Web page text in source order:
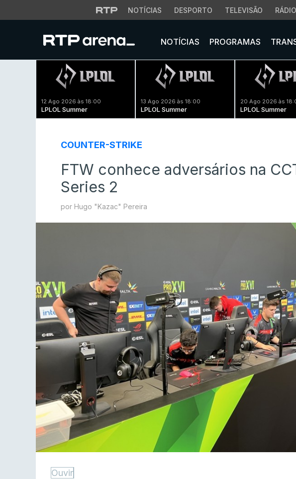
NOTÍCIAS DESPORTO TELEVISÃO RÁDIO
NOTÍCIAS PROGRAMAS
12 Ago 2026 às 18:00
LPLOL Summer
13 Ago 2026 às 18:00
LPLOL Summer
20 Ago 2026 às
LPLOL Summer
COUNTER-STRIKE
FTW conhece adversários na
Series 2
por Hugo "Kazac" Pereira
Ouvir